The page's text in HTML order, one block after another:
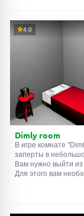
их, чтобы выйти.
одной комнаты
4.0
Dimly room
В игре комнате
заперты в
Вам нужно выйти из
Для этого вам